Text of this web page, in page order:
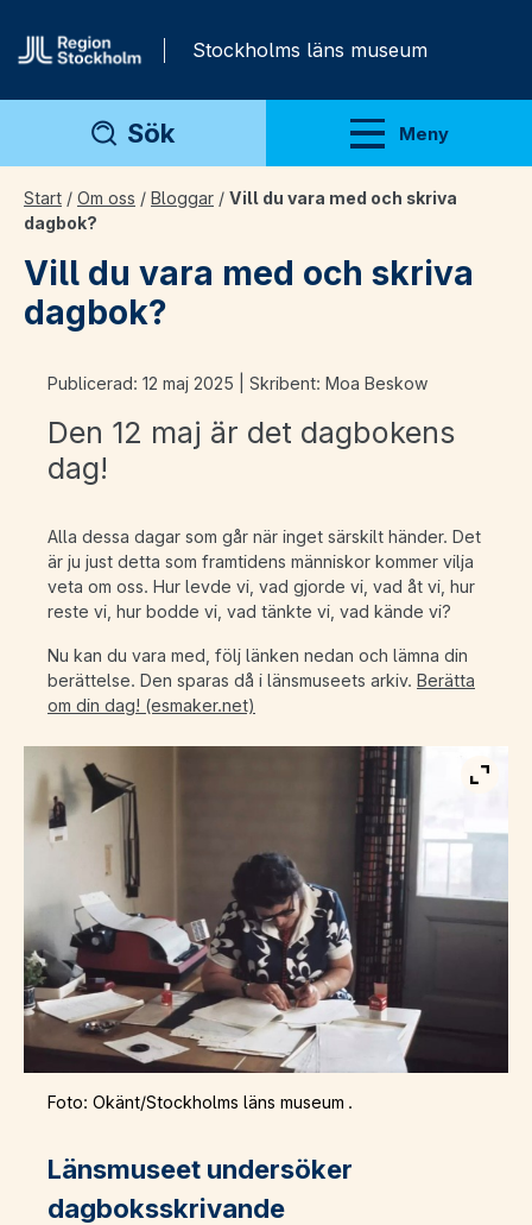
Stockholms läns museum
Sök Meny
Visa meny
Start / Om oss / Bloggar / Vill du vara med och skriva
dagbok?
Vill du vara med och skriva
dagbok?
Publicerad: 12 maj 2025 | Skribent: Moa Beskow
Den 12 maj är det dagbokens
dag!
Alla dessa dagar som går när inget särskilt händer. Det
är ju just detta som framtidens människor kommer vilja
veta om oss. Hur levde vi, vad gjorde vi, vad åt vi, hur
reste vi, hur bodde vi, vad tänkte vi, vad kände vi?
Nu kan du vara med, följ länken nedan och lämna din
berättelse. Den sparas då i länsmuseets arkiv. Berätta
om din dag! (esmaker.net)
Visa
Foto: Okänt/Stockholms läns museum .
Länsmuseet undersöker
dagboksskrivande